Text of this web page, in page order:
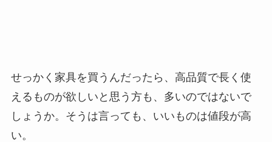
せっかく家具を買うんだったら、高品質で長く使
えるものが欲しいと思う方も、多いのではないで
しょうか。そうは言っても、いいものは値段が高
い。